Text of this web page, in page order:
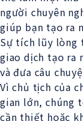
người chuyên
giúp bạn tạo ra
Sự tích lũy lòng
giao dịch tạo ra
và đưa câu
Vì chủ tịch của
gian lớn, chúng
cần thiết hoặc